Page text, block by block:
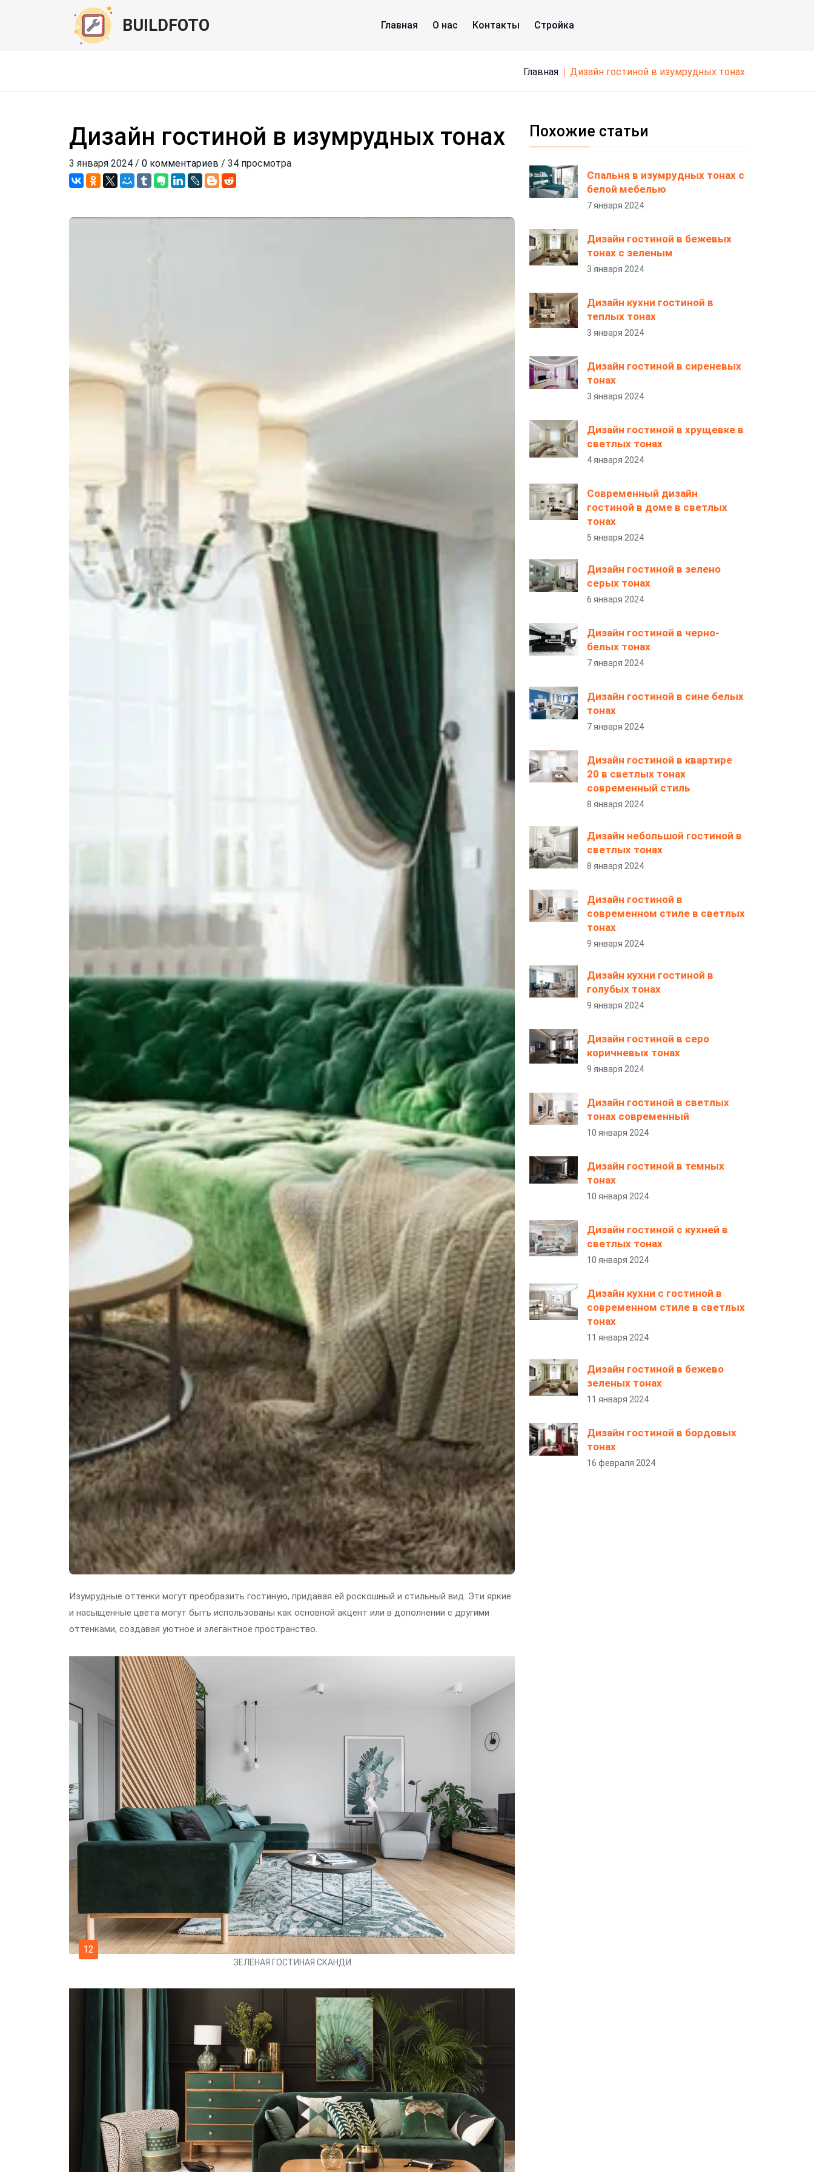
BUILDFOTO Главная О нас Контакты Стройка
Главная дизайн гостиной в изумрудных тонах
Дизайн гостиной в изумрудных тонах
3 января 2024 / 0 комментариев / 34 просмотра
Изумрудные оттенки могут преобразить гостиную, придавая ей роскошный и стильный вид. Эти яркие
и насыщенные цвета могут быть использованы как основной акцент или в дополнении с другими
оттенками, создавая уютное и элегантное пространство.
12
ЗЕЛЕНАЯ ГОСТИНАЯ СКАНДИ
Похожие статьи
Спальня в изумрудных тонах с
белой мебелью
7 января 2024
Дизайн гостиной в бежевых
тонах с зеленым
3 января 2024
Дизайн кухни гостиной в
теплых тонах
3 января 2024
Дизайн гостиной в сиреневых
тонах
3 января 2024
Дизайн гостиной в хрущевке в
светлых тонах
4 января 2024
Современный дизайн
гостиной в доме в светлых
тонах
5 января 2024
Дизайн гостиной в зелено
серых тонах
6 января 2024
Дизайн гостиной в черно-
белых тонах
7 января 2024
Дизайн гостиной в сине белых
тонах
7 января 2024
Дизайн гостиной в квартире
20 в светлых тонах
современный стиль
8 января 2024
Дизайн небольшой гостиной в
светлых тонах
8 января 2024
Дизайн гостиной в
современном стиле в светлых
тонах
9 января 2024
Дизайн кухни гостиной в
голубых тонах
9 января 2024
Дизайн гостиной в серо
коричневых тонах
9 января 2024
Дизайн гостиной в светлых
тонах современный
10 января 2024
Дизайн гостиной в темных
тонах
10 января 2024
Дизайн гостиной с кухней в
светлых тонах
10 января 2024
Дизайн кухни с гостиной в
современном стиле в светлых
тонах
11 января 2024
Дизайн гостиной в бежево
зеленых тонах
11 января 2024
Дизайн гостиной в бордовых
тонах
16 февраля 2024